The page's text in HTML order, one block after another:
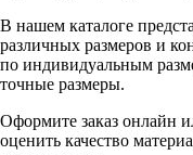
В нашем каталоге
различных размеров и
по индивидуальным
точные размеры.
Оформите заказ онлайн
оценить качество